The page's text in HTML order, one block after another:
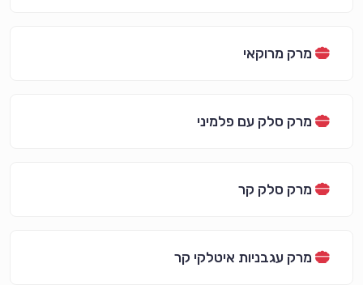
מרק מרוקאי
מרק סלק עם פלמיני
מרק סלק קר
מרק עגבניות איטלקי קר